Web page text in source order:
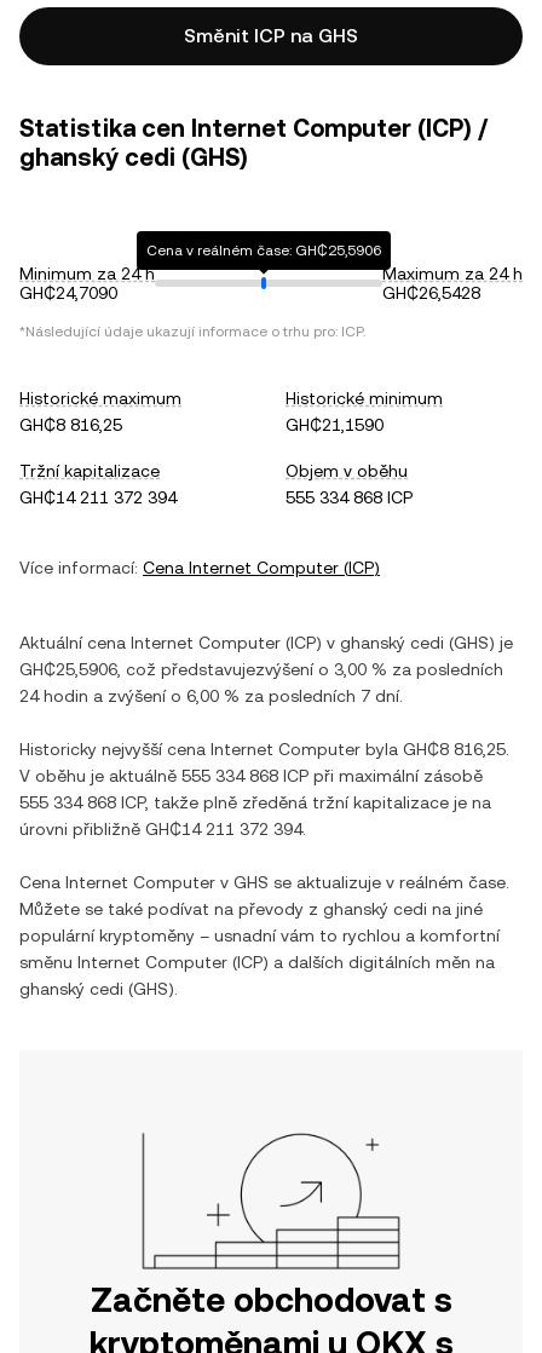
Směnit ICP na GHS
Statistika cen Internet Computer (ICP) /
ghanský cedi (GHS)
Minimum za 24 h
GH₵24,7090
Cena v reálném čase: GH₵25,5906
Maximum za 24 h
GH₵26,5428
*Následující údaje ukazují informace o trhu pro: ICP.
Historické maximum
GH₵8 816,25
Historické minimum
GH₵21,1590
Tržní kapitalizace
GH₵14 211 372 394
Objem v oběhu
555 334 868 ICP
Více informací: Cena Internet Computer (ICP)
Aktuální cena Internet Computer (ICP) v ghanský cedi (GHS) je
GH₵25,5906 , což představujezvýšenío 3,00 % za posledních
24 hodin a zvýšenío 6,00 % za posledních 7 dní.
Historicky nejvyšší cena Internet Computer byla GH₵8 816,25
V oběhu je aktuálně 555 334 868 ICP při maximální zásobě
555 334 868 ICP, takže plně zředěná tržní kapitalizace je na
úrovni přibližně GH₵14 211 372 394.
Cena Internet Computer v GHS se aktualizuje v reálném čase.
Můžete se také podívat na převody z ghanský cedi na jiné
populární kryptoměny – usnadní vám to rychlou a komfortní
směnu Internet Computer (ICP) a dalších digitálních měn na
ghanský cedi (GHS).
Začněte obchodovat s
kryptoměnami u OKX s